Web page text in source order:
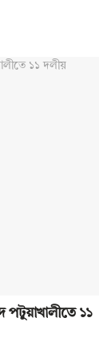
পটুয়াখালীতে ১১